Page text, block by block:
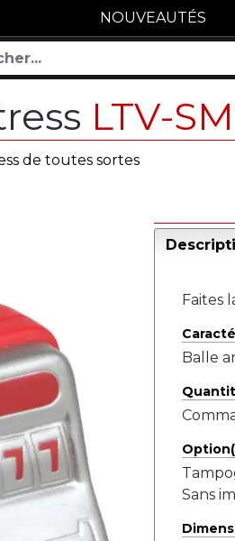
NOUVEAUTÉS
LTV-
de toutes sortes
Faites
Balle
Sans